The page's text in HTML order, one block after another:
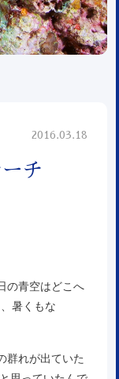
2016.03.18
チ
の青空はどこへ
暑くもな
群れが出ていた